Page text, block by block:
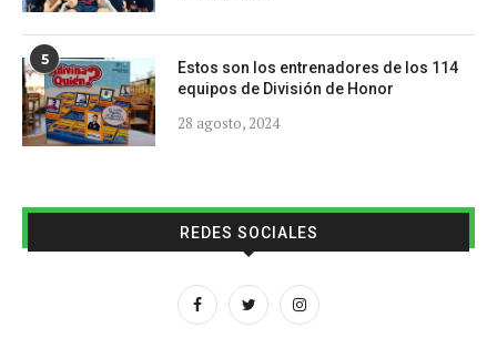
5
Estos son los entrenadores de los 114
equipos de División de Honor
28 agosto, 2024
REDES SOCIALES